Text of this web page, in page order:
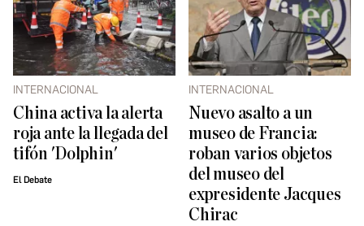
INTERNACIONAL
China activa la alerta
roja ante la llegada del
tifón 'Dolphin'
El Debate
INTERNACIONAL
Nuevo asalto a un
museo de Francia:
roban varios objetos
del museo del
expresidente Jacques
Chirac